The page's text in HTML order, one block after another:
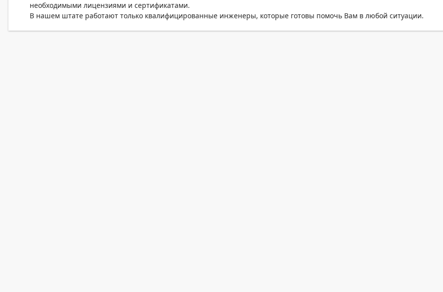
необходимыми лицензиями и сертификатами.
В нашем штате работают только квалифицированные инженеры, которые готовы помочь Вам в любой ситуации.